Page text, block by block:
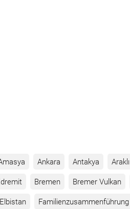
Ankara Antakya Araklı
Bremen Bremer Vulkan
Elbistan Familienzusammenführung